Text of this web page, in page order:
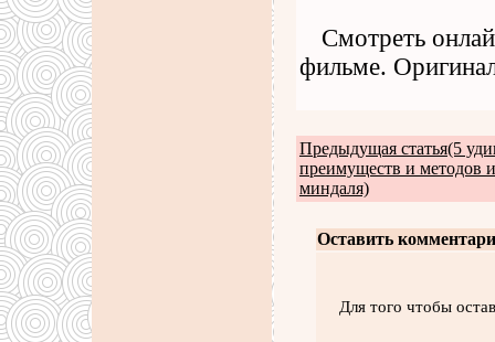
Смотреть
фильме.
Предыдущая статья(5
преимуществ и методов
миндаля)
Оставить
Для того чтобы